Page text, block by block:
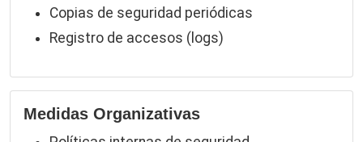
Copias de seguridad periódicas
Registro de accesos (logs)
Medidas Organizativas